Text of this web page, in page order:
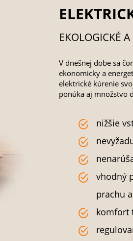
EKOLOGICKÉ
V dnešnej dobe sa
ekonomicky a
elektrické kúrenie
ponúka aj množstvo
nižšie
vhodný
prachu
komfort